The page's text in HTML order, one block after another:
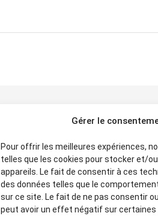
Gérer le
Pour offrir les meilleures expériences,
telles que les cookies pour stocker et/
appareils. Le fait de consentir à ces
des données telles que le
sur ce site. Le fait de ne pas consentir
peut avoir un effet négatif sur
Contact